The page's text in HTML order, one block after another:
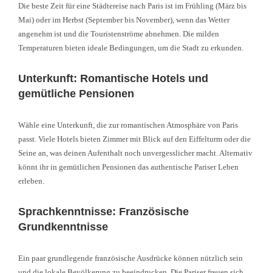
Die beste Zeit für eine Städtereise nach Paris ist im Frühling (März bis
Mai) oder im Herbst (September bis November), wenn das Wetter
angenehm ist und die Touristenströme abnehmen. Die milden
Temperaturen bieten ideale Bedingungen, um die Stadt zu erkunden.
Unterkunft: Romantische Hotels und
gemütliche Pensionen
Wähle eine Unterkunft, die zur romantischen Atmosphäre von Paris
passt. Viele Hotels bieten Zimmer mit Blick auf den Eiffelturm oder die
Seine an, was deinen Aufenthalt noch unvergesslicher macht. Alternativ
könnt ihr in gemütlichen Pensionen das authentische Pariser Leben
erleben.
Sprachkenntnisse: Französische
Grundkenntnisse
Ein paar grundlegende französische Ausdrücke können nützlich sein